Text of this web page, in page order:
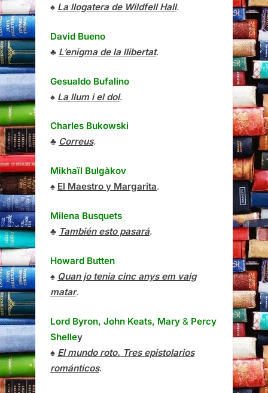
♠ La llogatera de Wildfell Hall.
David Bueno
♣ L’enigma de la llibertat.
Gesualdo Bufalino
♠ La llum i el dol.
Charles Bukowski
♣ Correus.
Mikhaïl Bulgàkov
♠ El Maestro y Margarita.
Milena Busquets
♣ También esto pasará.
Howard Butten
♠ Quan jo tenia cinc anys em vaig
matar.
Lord Byron, John Keats, Mary & Percy
Shelley
♠ El mundo roto. Tres epistolarios
románticos.